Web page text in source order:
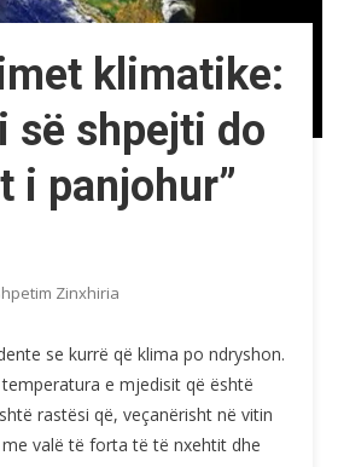
klimatike:
së shpejti do
i panjohur”
Zinxhiria
se kurrë që klima po ndryshon.
e mjedisit që është
rastësi që, veçanërisht në vitin
valë të forta të të nxehtit dhe